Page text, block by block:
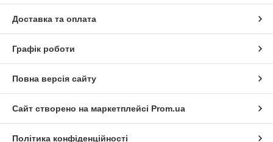
Доставка та оплата
Графік роботи
Повна версія сайту
Сайт створено на маркетплейсі Prom.ua
Політика конфіденційності